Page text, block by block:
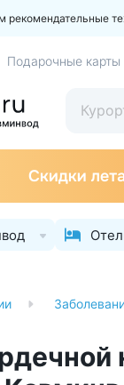
Подарочные карты